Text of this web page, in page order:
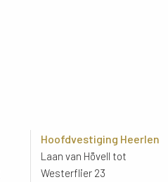
Hoofdvestiging Heerlen
Laan van Hövell tot
Westerflier 23